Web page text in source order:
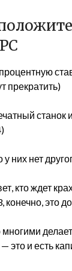
прекратить)
них нет
кто ждет
конечно, это
многими
это и есть